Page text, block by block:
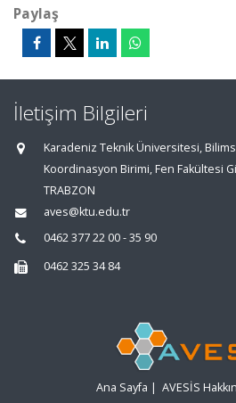
Paylaş
İletişim Bilgileri
Karadeniz Teknik Üniversitesi,
Koordinasyon Birimi, Fen Fakültesi
TRABZON
aves@ktu.edu.tr
0462 377 22 00 - 35 90
0462 325 34 84
Ana Sayfa | AVESİS